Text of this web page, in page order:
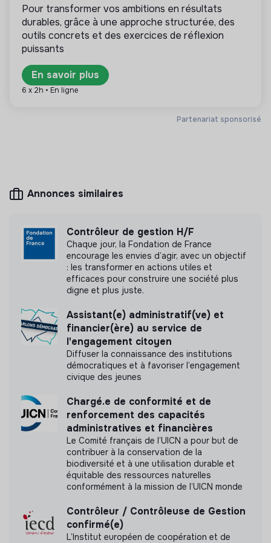
Collaborer avec la responsable comptable sur les
sujets de trésorerie et de clôture ;
Apporter un soutien aux équipes RH avec des
données fiables pour le pilotage de la masse salariale
Participer aux réunions de direction et contribuer à la
culture de gestion de l'ensemble des équipes.
cabinets de recrutement référencés sont
exclusivement tournés vers les enjeux de la
transformation écologique et solidaire.
Plus d'informations
Non renseigné
Mesure d'impact
Cabinet Partium n'a pas encore transmis de
mesure d'impact
Cette structure n'a pas souhaité nous
communiquer les labels ou certifications qu'elle a
pu obtenir.
Documents
N'a pas encore communiqué de documents de
transparence
Partenariat sponsorisé
Pour transformer vos ambitions en résultats
durables, grâce à une approche structurée, des
outils concrets et des exercices de réflexion
puissants
En savoir plus
6 x 2h • En ligne
Annonces similaires
Contrôleur de gestion H/F
Chaque jour, la Fondation de France
encourage les envies d’agir, avec un objectif
: les transformer en actions utiles et
efficaces pour construire une société plus
digne et plus juste.
Assistant(e) administratif(ve) et
financier(ère) au service de
l'engagement citoyen
Diffuser la connaissance des institutions
démocratiques et à favoriser l’engagement
civique des jeunes
Chargé.e de conformité et de
renforcement des capacités
administratives et financières
Le Comité français de l’UICN a pour but de
contribuer à la conservation de la
biodiversité et à une utilisation durable et
équitable des ressources naturelles
conformément à la mission de l’UICN monde
Contrôleur / Contrôleuse de Gestion
confirmé(e)
L’Institut européen de coopération et de